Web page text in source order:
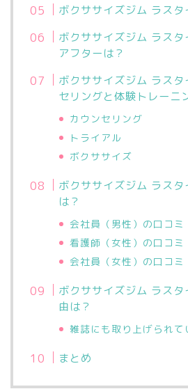
ボクササイズジム ラスタ
ボクササイズジム ラスタ
アフターは？
ボクササイズジム ラス
セリングと体験トレーニ
カウンセリング
トライアル
ボクササイズ
ボクササイズジム ラス
は？
会社員（男性）の口コミ
看護師（女性）の口コミ
会社員（女性）の口コミ
ボクササイズジム ラス
由は？
雑誌にも取り上げられて
まとめ